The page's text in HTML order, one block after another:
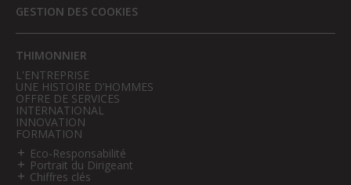
GESTION DES COOKIES
THIMONNIER
L'ENTREPRISE
UNE HISTOIRE D’HOMMES
OFFRE DE SERVICES
INTERNATIONAL
INNOVATION
FORMATION
Eco-Responsabilité
Portrait du Dirigeant
Chiffres clés